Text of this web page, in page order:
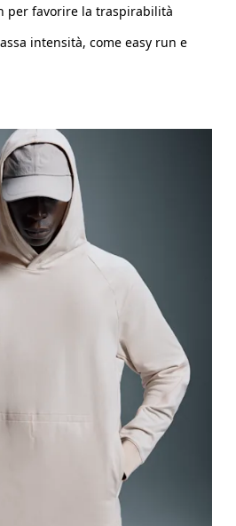
più ampia del torace da un
nel punto più stretto (in
più ampia dei fianchi da un
per favorire la traspirabilità
intensità, come easy run e